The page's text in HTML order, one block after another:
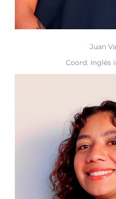
Juan
Coord. Inglés